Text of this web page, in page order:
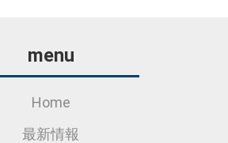
menu
Home
最新情報